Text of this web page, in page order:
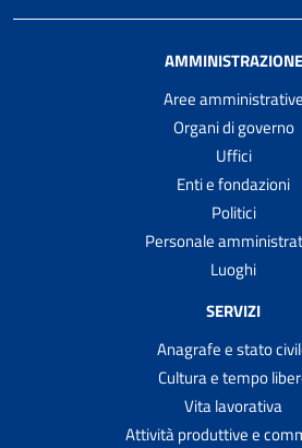
AMMINISTRAZIONE
Aree amministrative
Organi di governo
Uffici
Enti e fondazioni
Politici
Personale
Luoghi
SERVIZI
Anagrafe e stato
Cultura e tempo
Vita lavorativa
Attività produttive e